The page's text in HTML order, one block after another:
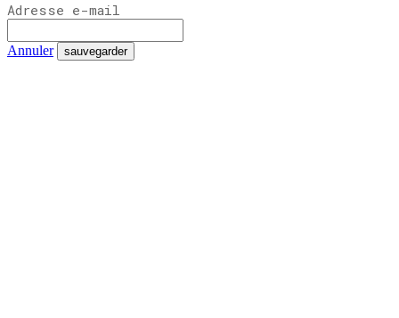
Adresse e-mail
Annuler sauvegarder